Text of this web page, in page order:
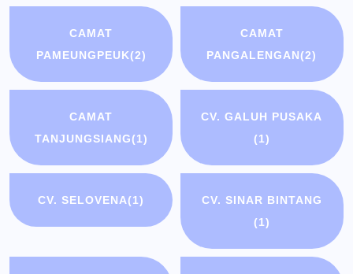
CAMAT
PAMEUNGPEUK(2)
CAMAT
PANGALENGAN(2)
CAMAT
TANJUNGSIANG(1)
CV. GALUH PUSAKA
(1)
CV. SELOVENA(1)
CV. SINAR BINTANG
(1)